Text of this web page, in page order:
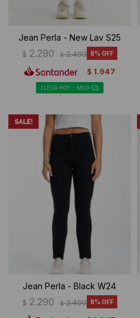
Jean Perla - New Lav S25
$ 2.290 $ 2.490 8
$ 1.947
LLEGA HOY - MVD
Jean Perla - Black W24
$ 2.290 $ 2.490 8